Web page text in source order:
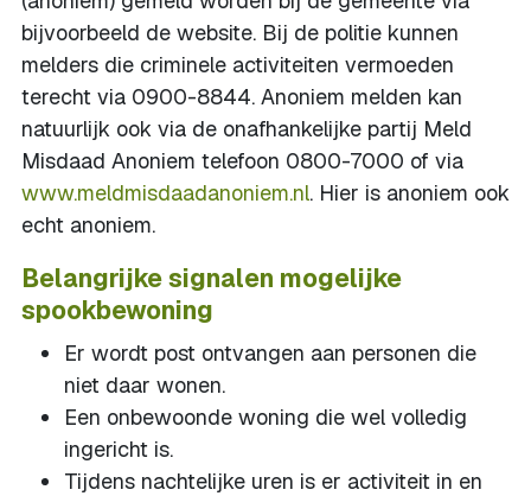
bijvoorbeeld de website. Bij de politie kunnen
melders die criminele activiteiten vermoeden
terecht via 0900-8844. Anoniem melden kan
natuurlijk ook via de onafhankelijke partij Meld
Misdaad Anoniem telefoon 0800-7000 of via
www.meldmisdaadanoniem.nl. Hier is anoniem ook
echt anoniem.
Belangrijke signalen mogelijke
spookbewoning
Er wordt post ontvangen aan personen die
niet daar wonen.
Een onbewoonde woning die wel volledig
ingericht is.
Tijdens nachtelijke uren is er activiteit in en